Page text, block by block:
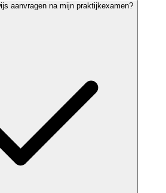
aanvragen na mijn praktijkexamen?